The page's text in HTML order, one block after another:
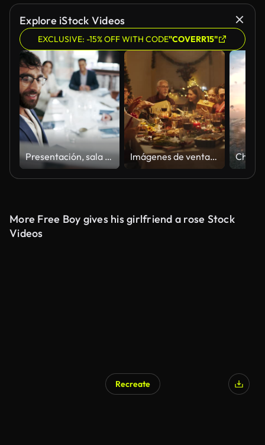
Explore iStock Videos
EXCLUSIVE: -15% OFF WITH CODE"COVERR15"
Presentación, sala de juntas y hombre con sonrisa, hablando e inteligencia artificial para analizar, riesgo financiero y científico de datos. Ponente, pitching e ideas de tareas automáticas, mejora y proceso de detección de fraude Imágenes de ventanas de casas nevadas: familia diversa intercambiando regalos de Navidad para celebrar la Navidad. Hermosos parientes viejos y jóvenes emocionados de recibir regalos. Cena navideña juntos en casa
More Free Boy gives his girlfriend a rose Stock
Videos
Recreate